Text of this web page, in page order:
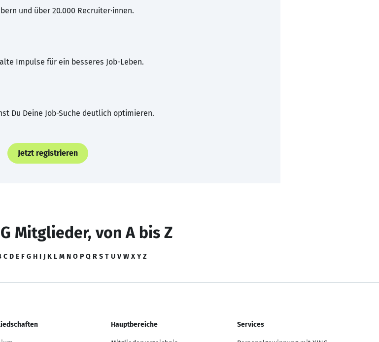
und über 20.000 Recruiter·innen.
Impulse für ein besseres Job-Leben.
Du Deine Job-Suche deutlich optimieren.
Jetzt registrieren
Mitglieder, von A bis Z
C D E F G H I J K L M N O P Q R S T U V W X Y Z
Hauptbereiche Services